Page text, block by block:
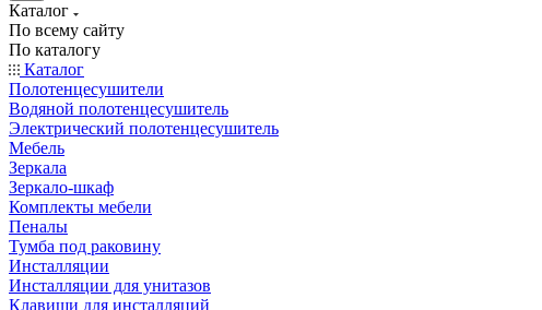
Каталог
По всему сайту
По каталогу
Каталог
Полотенцесушители
Водяной полотенцесушитель
Электрический полотенцесушитель
Мебель
Зеркала
Зеркало-шкаф
Комплекты мебели
Пеналы
Тумба под раковину
Инсталляции
Инсталляции для унитазов
Клавиши для инсталляций